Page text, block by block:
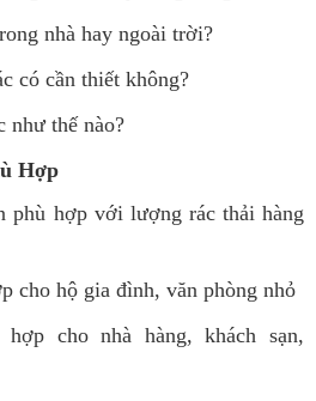
nhà hay ngoài trời?
có cần thiết không?
như thế nào?
Hợp
phù hợp với lượng rác thải hàng
cho hộ gia đình, văn phòng nhỏ
hợp cho nhà hàng, khách sạn,